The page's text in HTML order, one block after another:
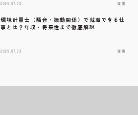
2026.07.03 環境
環境計量士（騒音・振動関係）で就職できる仕
事とは？年収・将来性まで徹底解説
2026.07.03 環境